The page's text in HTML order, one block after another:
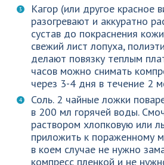
Кагор (или другое красное
разогревают и аккуратно
сустав до покраснения
свежий лист лопуха,
делают повязку теплым
часов можно снимать
через 3-4 дня в течение 2
Соль. 2 чайные ложки
в 200 мл горячей воды.
раствором хлопковую или
приложить к пораженному
в коем случае не нужно
компресс пленкой и не